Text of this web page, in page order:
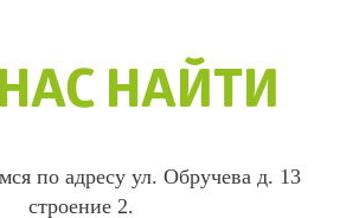
НАЙТИ
по адресу ул. Обручева д. 13
строение 2.